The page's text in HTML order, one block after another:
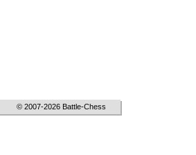
© 2007-2026 Battle-Chess